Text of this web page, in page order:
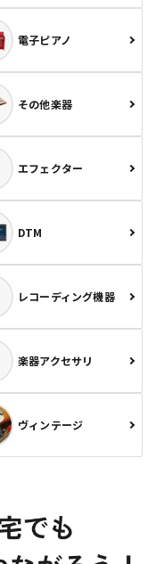
電子ピアノ
その他楽器
エフェクター
DTM
レコーディング機器
楽器アクセサリ
ヴィンテージ